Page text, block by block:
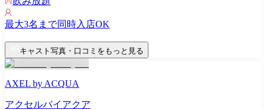
最大3名まで同時入店OK
キャスト写真・口コミをもっと見る
AXEL by ACQUA
アクセルバイアクア